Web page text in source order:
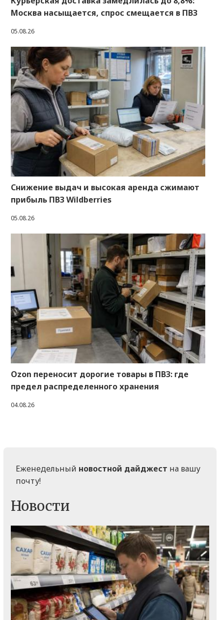
Москва насыщается, спрос смещается в ПВЗ
05.08.26
Снижение выдач и высокая аренда сжимают
прибыль ПВЗ Wildberries
05.08.26
Ozon переносит дорогие товары в ПВЗ: где
предел распределенного хранения
04.08.26
Еженедельный новостной дайджест на вашу
почту!
Новости